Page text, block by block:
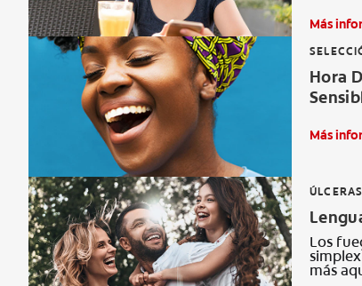
Más
Hora
Más
Los
más